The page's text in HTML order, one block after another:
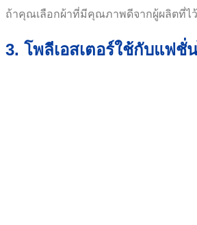
ถ้าคุณเลือกผ้าที่มีคุณภาพดีจากผู้ผลิตที่ไ
3. โพลีเอสเตอร์ใช้กับแฟชั่